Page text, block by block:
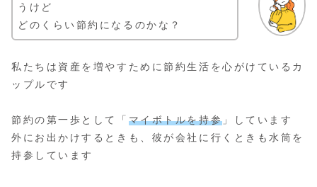
うけど
どのくらい節約になるのかな？
私たちは資産を増やすために節約生活を心がけているカ
ップルです
節約の第一歩として「 マイボトルを持参 」しています
外にお出かけするときも、彼が会社に行くときも水筒を
持参しています